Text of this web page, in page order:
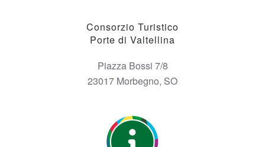
Consorzio Turistico
Porte di Valtellina
Piazza Bossi 7/8
23017 Morbegno, SO